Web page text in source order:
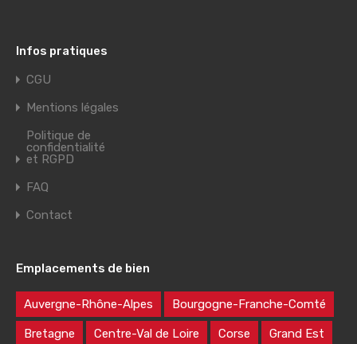
Infos pratiques
CGU
Mentions légales
Politique de
confidentialité
et RGPD
FAQ
Contact
Emplacements de bien
Auvergne-Rhône-Alpes Bourgogne-Franche-Comté
Bretagne Centre-Val de Loire Corse Grand Est